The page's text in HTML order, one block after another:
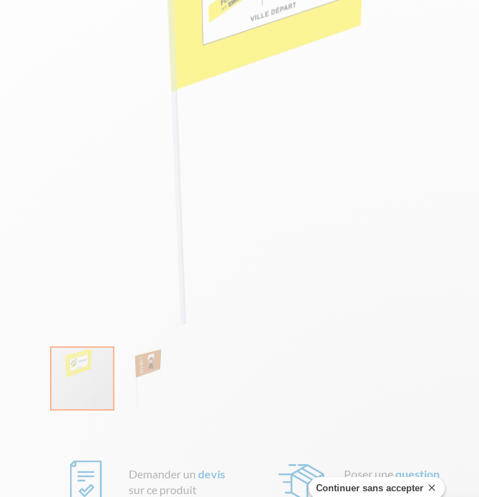
Continuer sans accepter
beginning
Demander undevis
sur ce produit
Poser unequestion
sur la livraison